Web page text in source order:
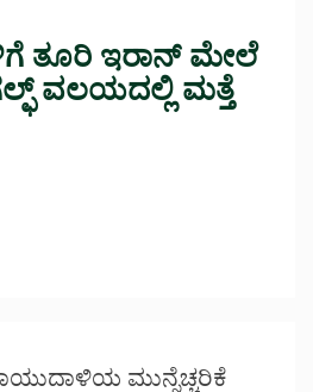
ತೂರಿ ಇರಾನ್ ಮೇಲೆ
ವಲಯದಲ್ಲಿ ಮತ್ತೆ
ಮುನ್ನೆಚ್ಚರಿಕೆ